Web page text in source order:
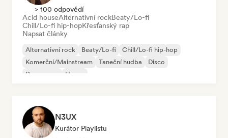
> 100 odpovědí
Acid houseAlternativní rockBeaty/Lo-fi
Chill/Lo-fi hip-hopKřesťanský rap
Napsat články
Alternativní rock Beaty/Lo-fi
Chill/Lo-fi hip-hop
Komerční/Mainstream
Taneční hudba
Disco
Dream pop
House
N3UX
Kurátor Playlistu